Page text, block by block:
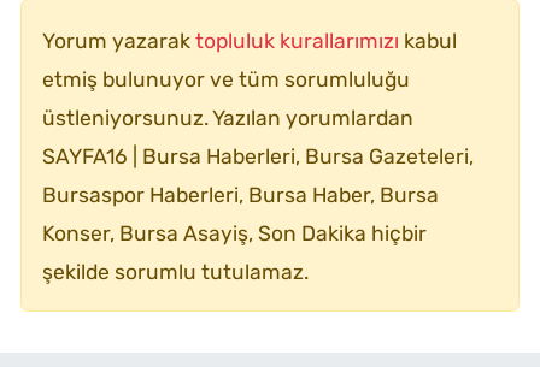
Yorum yazarak topluluk kurallarımızı kabul
etmiş bulunuyor ve tüm sorumluluğu
üstleniyorsunuz. Yazılan yorumlardan
SAYFA16 | Bursa Haberleri, Bursa Gazeteleri,
Bursaspor Haberleri, Bursa Haber, Bursa
Konser, Bursa Asayiş, Son Dakika hiçbir
şekilde sorumlu tutulamaz.